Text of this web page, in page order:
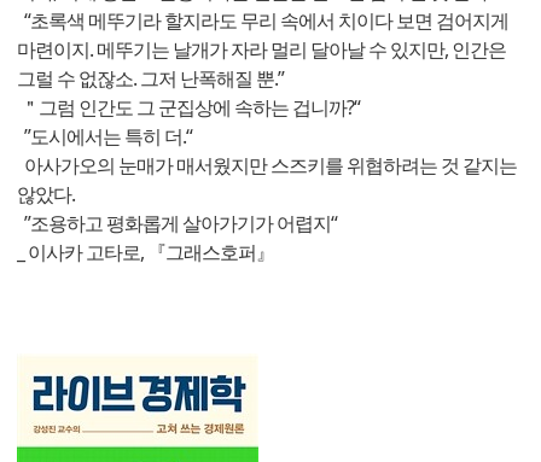
“초록색 메뚜기라 할지라도 무리 속에서 치이다 보면 검어지게
마련이지. 메뚜기는 날개가 자라 멀리 달아날 수 있지만, 인간은
그럴 수 없잖소. 그저 난폭해질 뿐.”
＂그럼 인간도 그 군집상에 속하는 겁니까?“
”도시에서는 특히 더.“
아사가오의 눈매가 매서웠지만 스즈키를 위협하려는 것 같지는
않았다.
”조용하고 평화롭게 살아가기가 어렵지“
_ 이사카 고타로, 『그래스호퍼』